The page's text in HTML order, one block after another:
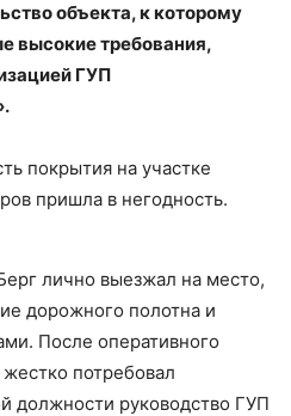
объекта, к которому
высокие требования,
ГУП
покрытия на участке
пришла в негодность.
лично выезжал на место,
дорожного полотна и
После оперативного
потребовал
должности руководство ГУП